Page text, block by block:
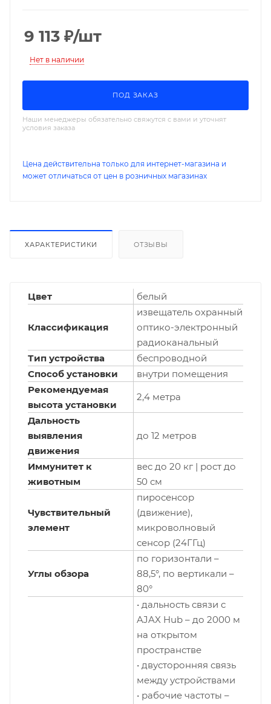
9 113 ₽/шт
Нет в наличии
ПОД ЗАКАЗ
Наши менеджеры обязательно свяжутся с вами и уточнят
условия заказа
Цена действительна только для интернет-магазина и
может отличаться от цен в розничных магазинах
ХАРАКТЕРИСТИКИ ОТЗЫВЫ
Цвет белый
Классификация
извещатель охранный
оптико-электронный
радиоканальный
Тип устройства
беспроводной
Способ установки
внутри помещения
Рекомендуемая
высота установки
2,4 метра
Дальность
выявления
движения
до 12 метров
Иммунитет к
животным
вес до 20 кг | рост до
50 см
Чувствительный
элемент
пиросенсор
(движение),
микроволновый
сенсор (24ГГц)
Углы обзора
по горизонтали –
88,5°, по вертикали –
80°
• дальность связи с
AJAX Hub – до 2000 м
на открытом
пространстве
• двусторонняя связь
между устройствами
• рабочие частоты –